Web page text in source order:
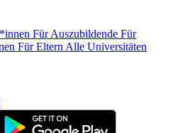
Für Auszubildende Für
Für Eltern Alle Universitäten